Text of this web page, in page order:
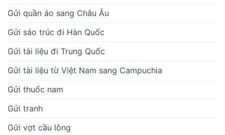
Gửi quần áo sang Châu Âu
Gửi sáo trúc đi Hàn Quốc
Gửi tài liệu đi Trung Quốc
Gửi tài liệu từ Việt Nam sang Campuchia
Gửi thuốc nam
Gửi tranh
Gửi vợt cầu lông